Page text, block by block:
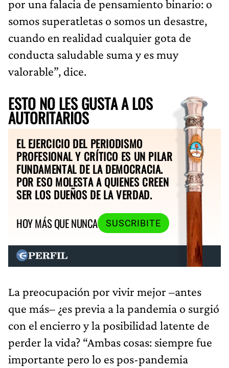
por una falacia de pensamiento binario: o
somos superatletas o somos un desastre,
cuando en realidad cualquier gota de
conducta saludable suma y es muy
valorable”, dice.
ESTO NO LES GUSTA A LOS
AUTORITARIOS
EL EJERCICIO DEL PERIODISMO
PROFESIONAL Y CRÍTICO ES UN PILAR
FUNDAMENTAL DE LA DEMOCRACIA.
POR ESO MOLESTA A QUIENES CREEN
SER LOS DUEÑOS DE LA VERDAD.
HOY MÁS QUE NUNCA
SUSCRIBITE
La preocupación por vivir mejor –antes
que más– ¿es previa a la pandemia o surgió
con el encierro y la posibilidad latente de
perder la vida? “Ambas cosas: siempre fue
importante pero lo es pos-pandemia